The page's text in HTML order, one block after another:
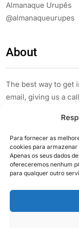
Para fornecer as
cookies para
Apenas os seus dados
ofereceremos nenhum
para qualquer outro
Almanaque Urupês
@almanaqueurupes
About
The best way to get
email, giving us a
Siga e compartilhe